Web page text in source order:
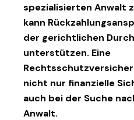
spezialisierten Anwalt
kann
der gerichtlichen
unterstützen. Eine
nicht nur finanzielle
auch bei der Suche
Anwalt.